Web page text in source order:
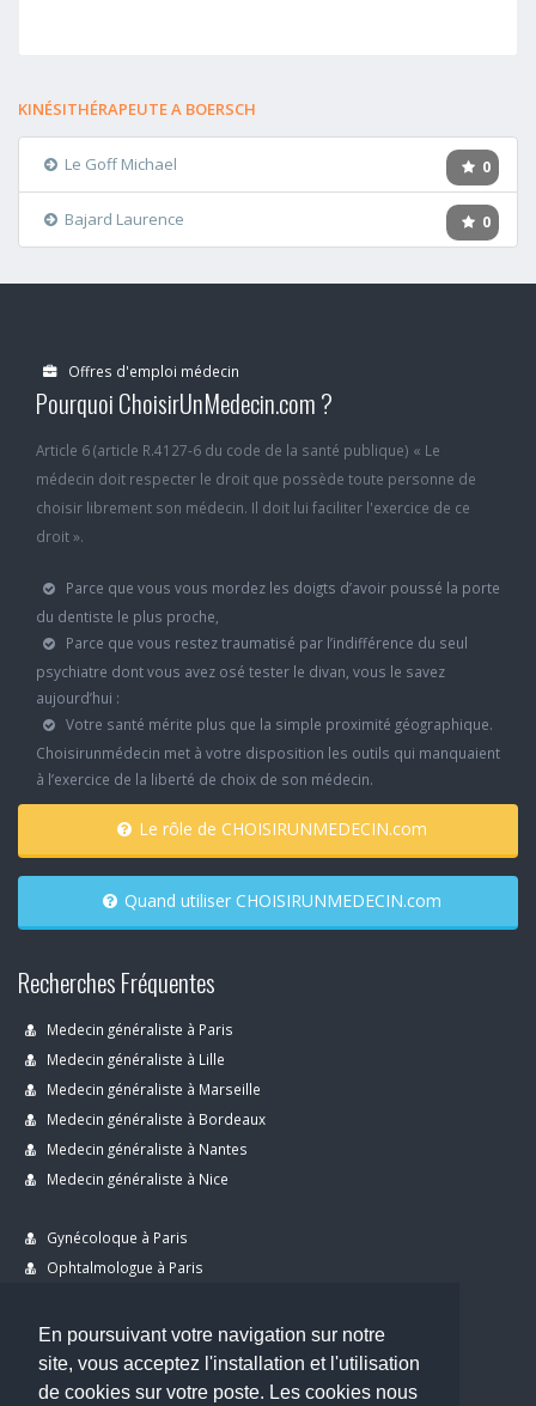
En poursuivant votre navigation sur notre
site, vous acceptez l'installation et l'utilisation
de cookies sur votre poste. Les cookies nous
KINÉSITHÉRAPEUTE A BOERSCH
0
Le Goff Michael
0
Bajard Laurence
Offres d'emploi médecin
Pourquoi ChoisirUnMedecin.com ?
Article 6 (article R.4127-6 du code de la santé publique) « Le
médecin doit respecter le droit que possède toute personne de
choisir librement son médecin. Il doit lui faciliter l'exercice de ce
droit ».
Parce que vous vous mordez les doigts d’avoir poussé la porte
du dentiste le plus proche,
Parce que vous restez traumatisé par l’indifférence du seul
psychiatre dont vous avez osé tester le divan, vous le savez
aujourd’hui :
Votre santé mérite plus que la simple proximité géographique.
Choisirunmédecin met à votre disposition les outils qui manquaient
à l’exercice de la liberté de choix de son médecin.
Le rôle de CHOISIRUNMEDECIN.com
Quand utiliser CHOISIRUNMEDECIN.com
Recherches Fréquentes
Medecin généraliste à Paris
Medecin généraliste à Lille
Medecin généraliste à Marseille
Medecin généraliste à Bordeaux
Medecin généraliste à Nantes
Medecin généraliste à Nice
Gynécoloque à Paris
Ophtalmologue à Paris
Dentiste à Paris